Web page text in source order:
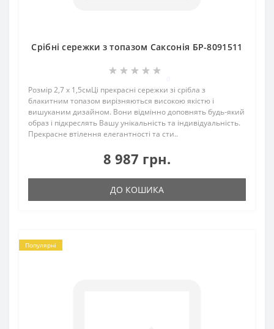
Срібні сережки з топазом Саксонія БР-8091511
Розмір 2,7 х 1,5смЦі прекрасні сережки зі срібла з
блакитним топазом вирізняються високою якістю і
вишуканим дизайном. Вони відмінно доповнять будь-який
образ і підкреслять Вашу унікальність та індивідуальність.
Прекрасне втілення елегантності та сти..
8 987 грн.
ДО КОШИКА
Популярні